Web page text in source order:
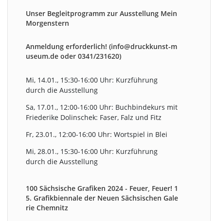
Unser Begleitprogramm zur Ausstellung Mein
Morgenstern
Anmeldung erforderlich! (info@druckkunst-m
useum.de oder 0341/231620)
Mi, 14.01., 15:30-16:00 Uhr: Kurzführung
durch die Ausstellung
Sa, 17.01., 12:00-16:00 Uhr: Buchbindekurs mit
Friederike Dolinschek: Faser, Falz und Fitz
Fr, 23.01., 12:00-16:00 Uhr: Wortspiel in Blei
Mi, 28.01., 15:30-16:00 Uhr: Kurzführung
durch die Ausstellung
100 Sächsische Grafiken 2024 - Feuer, Feuer! 1
5. Grafikbiennale der Neuen Sächsischen Gale
rie Chemnitz